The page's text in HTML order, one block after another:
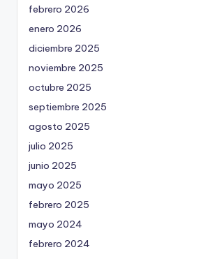
febrero 2026
enero 2026
diciembre 2025
noviembre 2025
octubre 2025
septiembre 2025
agosto 2025
julio 2025
junio 2025
mayo 2025
febrero 2025
mayo 2024
febrero 2024